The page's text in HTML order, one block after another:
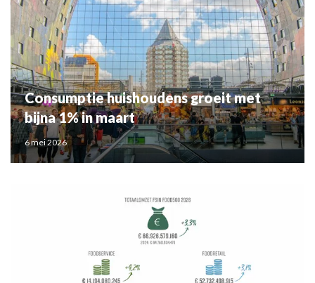
Consumptie huishoudens groeit met
bijna 1% in maart
6 mei 2026